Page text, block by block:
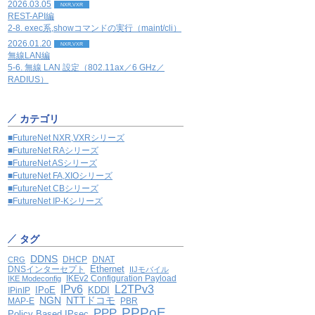
2026.03.05 NXR,VXR
REST-API編
2-8. exec系,showコマンドの実行（maint/cli）
2026.01.20
NXR,VXR
無線LAN編
5-6. 無線 LAN 設定（802.11ax／6 GHz／
RADIUS）
カテゴリ
■FutureNet NXR,VXRシリーズ
■FutureNet RAシリーズ
■FutureNet ASシリーズ
■FutureNet FA,XIOシリーズ
■FutureNet CBシリーズ
■FutureNet IP-Kシリーズ
タグ
CRG DDNS DHCP DNAT
DNSインターセプト Ethernet
IIJモバイル
IKE Modeconfig
IKEv2 Configuration Payload
IPinIP
IPoE IPv6 KDDI L2TPv3
MAP-E NGN NTTドコモ PBR